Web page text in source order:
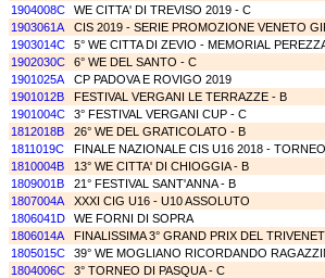
1904008C
WE CITTA' DI TREVISO 2019 - C
1903061A
CIS 2019 - SERIE PROMOZIONE VENETO
1903014C
5° WE CITTA DI ZEVIO - MEMORIAL
1902030C
6° WE DEL SANTO - C
1901025A
CP PADOVA E ROVIGO 2019
1901012B
FESTIVAL VERGANI LE TERRAZZE - B
1901004C
3° FESTIVAL VERGANI CUP - C
1812018B
26° WE DEL GRATICOLATO - B
1811019C
FINALE NAZIONALE CIS U16 2018 -
1810004B
13° WE CITTA' DI CHIOGGIA - B
1809001B
21° FESTIVAL SANT'ANNA - B
1807004A
XXXI CIG U16 - U10 ASSOLUTO
1806041D
WE FORNI DI SOPRA
1806014A
FINALISSIMA 3° GRAND PRIX DEL
1805015C
39° WE MOGLIANO RICORDANDO
1804006C
3° TORNEO DI PASQUA - C